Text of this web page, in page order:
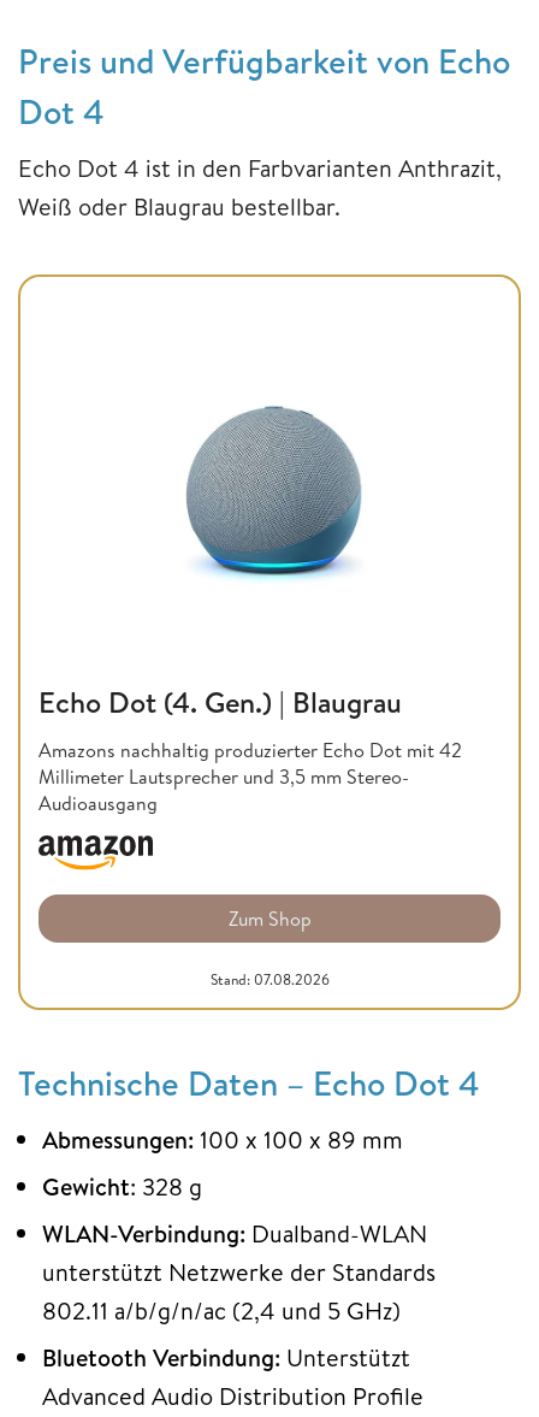
Preis und Verfügbarkeit von Echo
Dot 4
Echo Dot 4 ist in den Farbvarianten Anthrazit,
Weiß oder Blaugrau bestellbar.
Echo Dot (4. Gen.) | Blaugrau
Amazons nachhaltig produzierter Echo Dot mit 42
Millimeter Lautsprecher und 3,5 mm Stereo-
Audioausgang
Zum Shop
Stand: 07.08.2026
Technische Daten – Echo Dot 4
Abmessungen: 100 x 100 x 89 mm
Gewicht: 328 g
WLAN-Verbindung: Dualband-WLAN
unterstützt Netzwerke der Standards
802.11 a/b/g/n/ac (2,4 und 5 GHz)
Bluetooth Verbindung: Unterstützt
Advanced Audio Distribution Profile